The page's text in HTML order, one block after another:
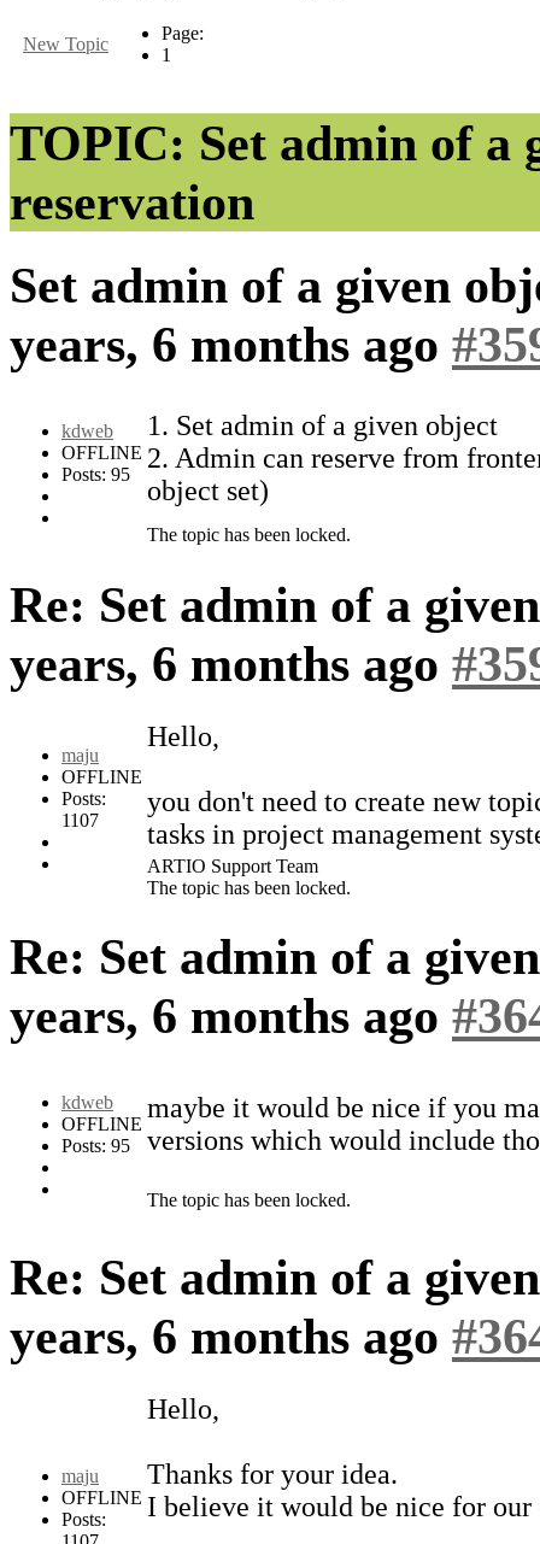
New Topic
Page:
1
TOPIC: Set admin of a
reservation
Set admin of a given
years, 6 months ago
kdweb
OFFLINE
Posts: 95
1. Set admin of a given object
2. Admin can reserve from
object set)
The topic has been locked.
Re: Set admin of a
years, 6 months ago
maju
OFFLINE
Posts:
1107
Hello,
you don't need to create new
tasks in project management
ARTIO Support Team
The topic has been locked.
Re: Set admin of a
years, 6 months ago
kdweb
OFFLINE
Posts: 95
maybe it would be nice if you
versions which would include
The topic has been locked.
Re: Set admin of a
years, 6 months ago
maju
OFFLINE
Posts:
Hello,
Thanks for your idea.
I believe it would be nice for